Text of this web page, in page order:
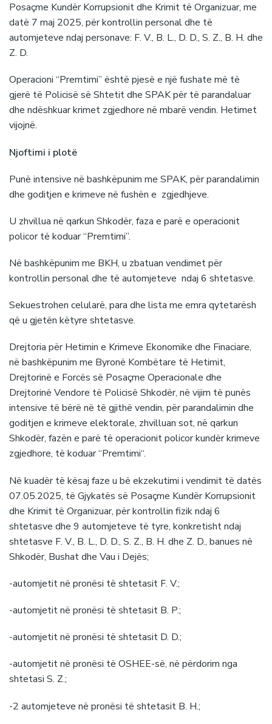
Posaçme Kundër Korrupsionit dhe Krimit të Organizuar, me
datë 7 maj 2025, për kontrollin personal dhe të
automjeteve ndaj personave: F. V., B. L., D. D., S. Z., B. H. dhe
Z. D.
Operacioni “Premtimi” është pjesë e një fushate më të
gjerë të Policisë së Shtetit dhe SPAK për të parandaluar
dhe ndëshkuar krimet zgjedhore në mbarë vendin. Hetimet
vijojnë.
Njoftimi i plotë
Punë intensive në bashkëpunim me SPAK, për parandalimin
dhe goditjen e krimeve në fushën e zgjedhjeve.
U zhvillua në qarkun Shkodër, faza e parë e operacionit
policor të koduar “Premtimi”.
Në bashkëpunim me BKH, u zbatuan vendimet për
kontrollin personal dhe të automjeteve ndaj 6 shtetasve.
Sekuestrohen celularë, para dhe lista me emra qytetarësh
që u gjetën këtyre shtetasve.
Drejtoria për Hetimin e Krimeve Ekonomike dhe Finaciare,
në bashkëpunim me Byronë Kombëtare të Hetimit,
Drejtorinë e Forcës së Posaçme Operacionale dhe
Drejtorinë Vendore të Policisë Shkodër, në vijim të punës
intensive të bërë në të gjithë vendin, për parandalimin dhe
goditjen e krimeve elektorale, zhvilluan sot, në qarkun
Shkodër, fazën e parë të operacionit policor kundër krimeve
zgjedhore, të koduar “Premtimi“.
Në kuadër të kësaj faze u bë ekzekutimi i vendimit të datës
07.05.2025, të Gjykatës së Posaçme Kundër Korrupsionit
dhe Krimit të Organizuar, për kontrollin fizik ndaj 6
shtetasve dhe 9 automjeteve të tyre, konkretisht ndaj
shtetasve F. V., B. L., D. D., S. Z., B. H. dhe Z. D., banues në
Shkodër, Bushat dhe Vau i Dejës;
-automjetit në pronësi të shtetasit F. V.;
-automjetit në pronësi të shtetasit B. P.;
-automjetit në pronësi të shtetasit D. D.;
-automjetit në pronësi të OSHEE-së, në përdorim nga
shtetasi S. Z.;
-2 automjeteve në pronësi të shtetasit B. H.;